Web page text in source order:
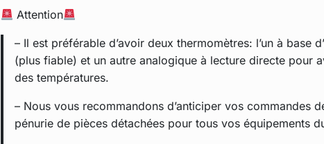
Attention
– Il est préférable d’avoir deux thermomètres: l’un à base
(plus fiable) et un autre analogique à lecture directe pour
des températures.
– Nous vous recommandons d’anticiper vos commandes
pénurie de pièces détachées pour tous vos équipements